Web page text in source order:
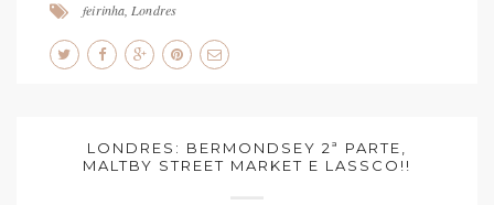
feirinha Londres
LONDRES: BERMONDSEY 2ª PARTE,
MALTBY STREET MARKET E LASSCO!!